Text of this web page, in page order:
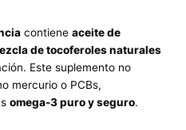
contiene aceite de
de tocoferoles naturales
Este suplemento no
mercurio o PCBs,
omega-3 puro y seguro.